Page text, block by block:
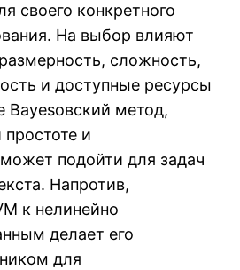
своего конкретного
На выбор влияют
сложность,
и доступные ресурсы
Bayesовский метод,
простоте и
подойти для задач
Напротив,
к нелинейно
делает его
для